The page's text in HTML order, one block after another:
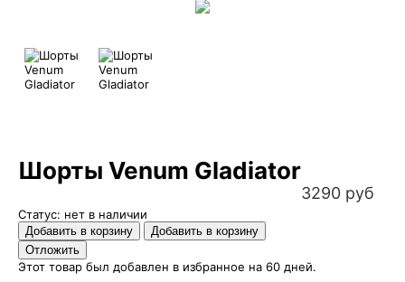
Шорты Venum Gladiator
3290 руб
Статус: нет в наличии
Этот товар был добавлен в избранное на 60 дней.